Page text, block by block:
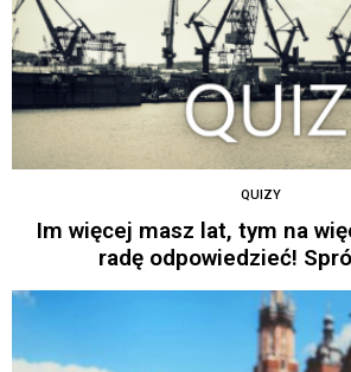
QUIZY
Im więcej masz lat, tym na
radę odpowiedzieć!